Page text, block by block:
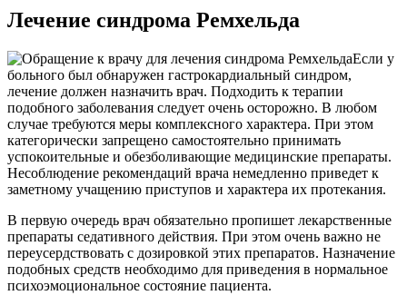
Лечение синдрома Ремхельда
Если у
больного был обнаружен гастрокардиальный синдром,
лечение должен назначить врач. Подходить к терапии
подобного заболевания следует очень осторожно. В любом
случае требуются меры комплексного характера. При этом
категорически запрещено самостоятельно принимать
успокоительные и обезболивающие медицинские препараты.
Несоблюдение рекомендаций врача немедленно приведет к
заметному учащению приступов и характера их протекания.
В первую очередь врач обязательно пропишет лекарственные
препараты седативного действия. При этом очень важно не
переусердствовать с дозировкой этих препаратов. Назначение
подобных средств необходимо для приведения в нормальное
психоэмоциональное состояние пациента.